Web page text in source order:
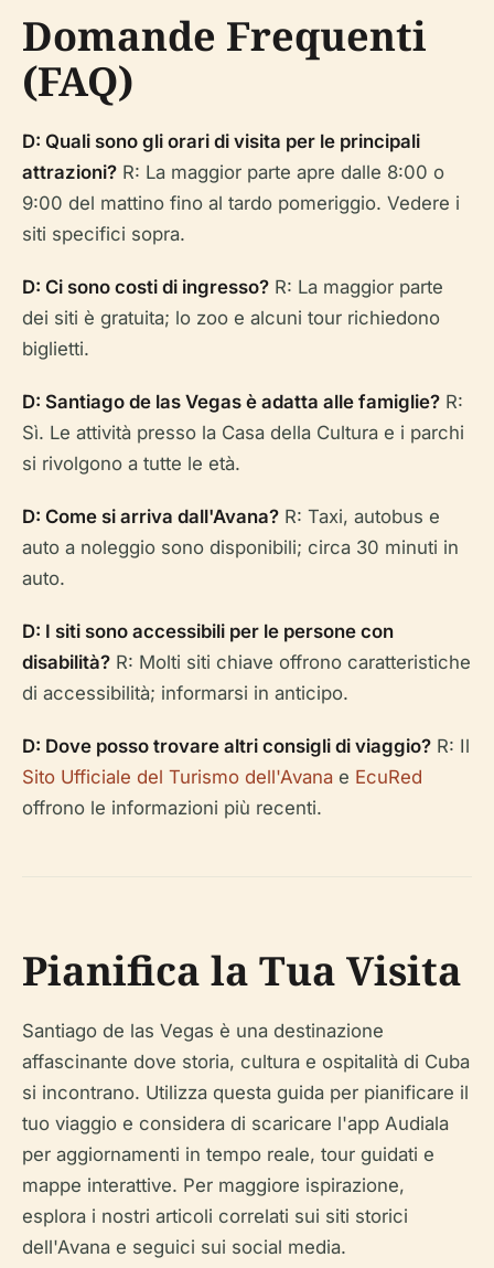
Domande Frequenti
(FAQ)
D: Quali sono gli orari di visita per le principali
attrazioni? R: La maggior parte apre dalle 8:00 o
9:00 del mattino fino al tardo pomeriggio. Vedere i
siti specifici sopra.
D: Ci sono costi di ingresso? R: La maggior parte
dei siti è gratuita; lo zoo e alcuni tour richiedono
biglietti.
D: Santiago de las Vegas è adatta alle famiglie? R:
Sì. Le attività presso la Casa della Cultura e i parchi
si rivolgono a tutte le età.
D: Come si arriva dall'Avana? R: Taxi, autobus e
auto a noleggio sono disponibili; circa 30 minuti in
auto.
D: I siti sono accessibili per le persone con
disabilità? R: Molti siti chiave offrono caratteristiche
di accessibilità; informarsi in anticipo.
D: Dove posso trovare altri consigli di viaggio? R: Il
Sito Ufficiale del Turismo dell'Avana e EcuRed
offrono le informazioni più recenti.
Pianifica la Tua Visita
Santiago de las Vegas è una destinazione
affascinante dove storia, cultura e ospitalità di Cuba
si incontrano. Utilizza questa guida per pianificare il
tuo viaggio e considera di scaricare l'app Audiala
per aggiornamenti in tempo reale, tour guidati e
mappe interattive. Per maggiore ispirazione,
esplora i nostri articoli correlati sui siti storici
dell'Avana e seguici sui social media.